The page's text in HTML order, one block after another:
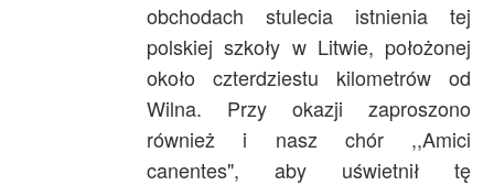
Statut TPChUW
obchodach stulecia istnienia tej
polskiej szkoły w Litwie, położonej
około czterdziestu kilometrów od
Wilna. Przy okazji zaproszono
również i nasz chór ,,Amici
canentes", aby uświetnił tę